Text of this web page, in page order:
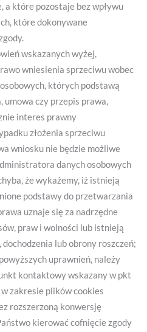
a które pozostaje bez wpływu
które dokonywane
wskazanych wyżej,
wniesienia sprzeciwu wobec
których podstawą
umowa czy przepis prawa,
interes prawny
złożenia sprzeciwu
wniosku nie będzie możliwe
danych osobowych
że wykażemy, iż istnieją
podstawy do przetwarzania
uznaje się za nadrzędne
praw i wolności lub istnieją
lub obrony roszczeń;
uprawnień, należy
kontaktowy wskazany w pkt
zakresie plików cookies
rozszerzoną konwersję
kierować cofnięcie zgody